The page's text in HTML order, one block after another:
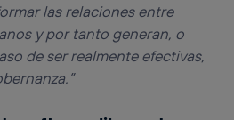
las relaciones entre
y por tanto generan, o
de ser realmente efectivas,